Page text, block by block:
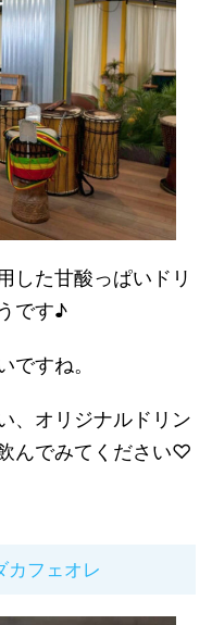
した甘酸っぱいドリ
です♪
ですね。
、オリジナルドリン
んでみてください♡
カフェオレ